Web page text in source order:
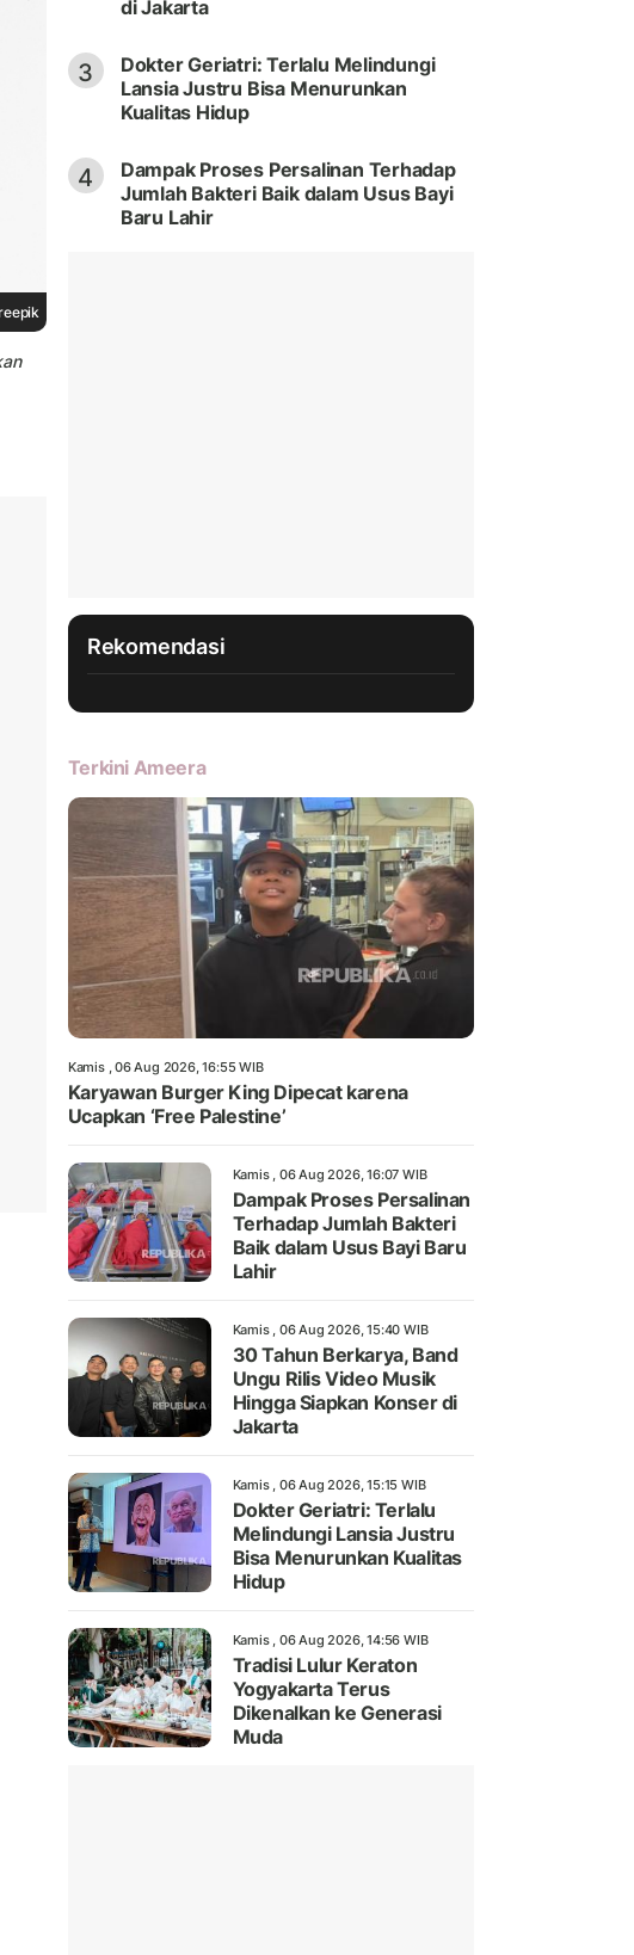
di Jakarta
3
Dokter Geriatri: Terlalu Melindungi
Lansia Justru Bisa Menurunkan
Kualitas Hidup
4
Dampak Proses Persalinan Terhadap
Jumlah Bakteri Baik dalam Usus Bayi
Baru Lahir
Rekomendasi
Terkini Ameera
Kamis , 06 Aug 2026, 16:55 WIB
Karyawan Burger King Dipecat karena
Ucapkan ‘Free Palestine’
Kamis , 06 Aug 2026, 16:07 WIB
Dampak Proses Persalinan
Terhadap Jumlah Bakteri
Baik dalam Usus Bayi Baru
Lahir
Kamis , 06 Aug 2026, 15:40 WIB
30 Tahun Berkarya, Band
Ungu Rilis Video Musik
Hingga Siapkan Konser di
Jakarta
Kamis , 06 Aug 2026, 15:15 WIB
Dokter Geriatri: Terlalu
Melindungi Lansia Justru
Bisa Menurunkan Kualitas
Hidup
Kamis , 06 Aug 2026, 14:56 WIB
Tradisi Lulur Keraton
Yogyakarta Terus
Dikenalkan ke Generasi
Muda